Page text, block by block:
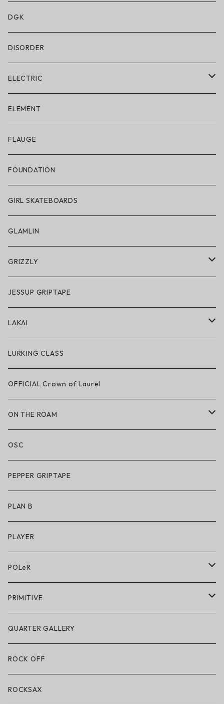
水着/スイムウェア
DGK
DISORDER
ELECTRIC
ELECTRIC × ON THE ROAM
アパレル
帽子
サングラス
スノーゴーグル
アクセサリー・小物
ELEMENT
FLAUGE
FOUNDATION
GIRL SKATEBOARDS
GLAMLIN
GRIZZLY
GRIZZLY × POLeR
アパレル
ハードグッズ
JESSUP GRIPTAPE
LAKAI
LAKAI × POLeR
LAKAI × CHOCOLATE
LAKAI × RIPNDIP
シューズ
アパレル
アクセサリー
キッズシューズ
LURKING CLASS
OFFICIAL Crown of Laurel
ON THE ROAM
アパレル
サングラス
アンダーウェア
シューズ
アクセサリー・小物
OSC
PEPPER GRIPTAPE
PLAN B
PLAYER
POLeR
POLeR × GRIZZLY
POLeR × LAKAI
アパレル
アクセサリー・小物
PRIMITIVE
アパレル
ハードグッズ
QUARTER GALLERY
ROCK OFF
ROCKSAX